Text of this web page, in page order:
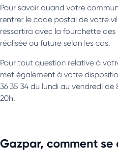
Pour savoir quand votre
rentrer le code postal de votre
ressortira avec la fourchette
réalisée ou future selon les cas.
Pour tout question relative à
met également à votre
36 35 34 du lundi au vendredi de
20h.
Gazpar, comment se